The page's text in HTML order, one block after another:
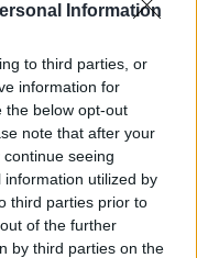
Information
to third parties, or
information for
the below opt-out
note that after your
seeing
utilized by
third parties prior to
of the further
by third parties on the
в